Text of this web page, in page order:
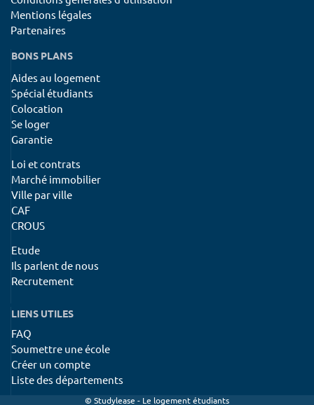
Mentions légales
Partenaires
BONS PLANS
Aides au logement
Spécial étudiants
Colocation
Se loger
Garantie
Loi et contrats
Marché immobilier
Ville par ville
CAF
CROUS
Etude
Ils parlent de nous
Recrutement
LIENS UTILES
FAQ
Soumettre une école
Créer un compte
Liste des départements
© Studylease - Le logement étudiants